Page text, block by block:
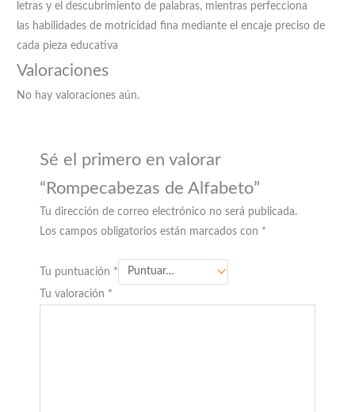
letras y el descubrimiento de palabras, mientras perfecciona
las habilidades de motricidad fina mediante el encaje preciso de
cada pieza educativa
Valoraciones
No hay valoraciones aún.
Sé el primero en valorar
“Rompecabezas de Alfabeto”
Tu dirección de correo electrónico no será publicada.
Los campos obligatorios están marcados con *
Tu puntuación *
Tu valoración *